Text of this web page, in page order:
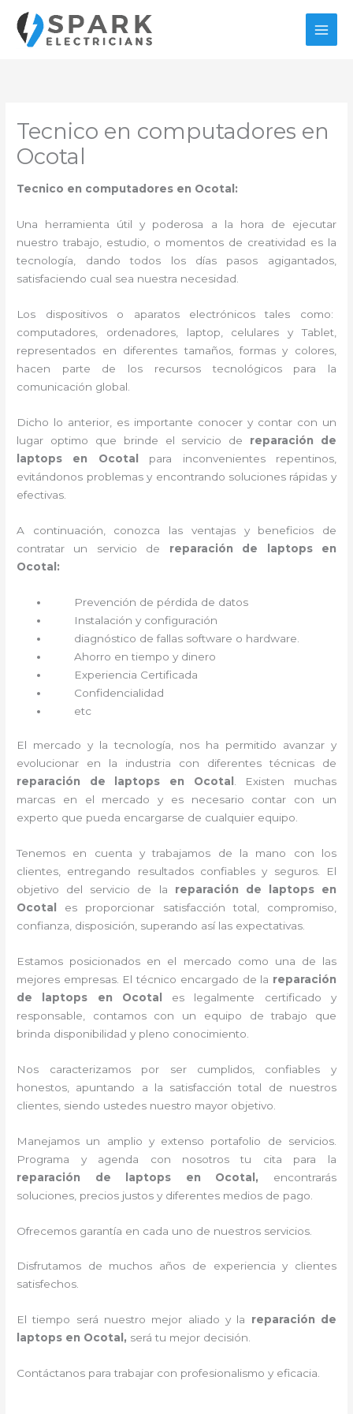
contenido
Tecnico en computadores en
Ocotal
Tecnico en computadores en Ocotal:
Una herramienta útil y poderosa a la hora de ejecutar
nuestro trabajo, estudio, o momentos de creatividad es la
tecnología, dando todos los días pasos agigantados,
satisfaciendo cual sea nuestra necesidad.
Los dispositivos o aparatos electrónicos tales como:
computadores, ordenadores, laptop, celulares y Tablet,
representados en diferentes tamaños, formas y colores,
hacen parte de los recursos tecnológicos para la
comunicación global.
Dicho lo anterior, es importante conocer y contar con un
lugar optimo que brinde el servicio de reparación de
laptops en Ocotal para inconvenientes repentinos,
evitándonos problemas y encontrando soluciones rápidas y
efectivas.
A continuación, conozca las ventajas y beneficios de
contratar un servicio de reparación de laptops en
Ocotal:
Prevención de pérdida de datos
Instalación y configuración
diagnóstico de fallas software o hardware
Ahorro en tiempo y dinero
Experiencia Certificada
Confidencialidad
etc
El mercado y la tecnología, nos ha permitido avanzar y
evolucionar en la industria con diferentes técnicas de
reparación de laptops en Ocotal
. Existen muchas
marcas en el mercado y es necesario contar con un
experto que pueda encargarse de cualquier equipo.
Tenemos en cuenta y trabajamos de la mano con los
clientes, entregando resultados confiables y seguros. El
objetivo del servicio de la reparación de laptops en
Ocotal es proporcionar satisfacción total, compromiso,
confianza, disposición, superando así las expectativas.
Estamos posicionados en el mercado como una de las
mejores empresas. El técnico encargado de la reparación
de laptops en Ocotal
es legalmente certificado y
responsable, contamos con un equipo de trabajo que
brinda disponibilidad y pleno conocimiento.
Nos caracterizamos por ser cumplidos, confiables y
honestos, apuntando a la satisfacción total de nuestros
clientes, siendo ustedes nuestro mayor objetivo.
Manejamos un amplio y extenso portafolio de servicios.
Programa y agenda con nosotros tu cita para la
reparación de laptops en Ocotal, encontrarás
soluciones, precios justos y diferentes medios de pago.
Ofrecemos garantía en cada uno de nuestros servicios.
Disfrutamos de muchos años de experiencia y clientes
satisfechos.
El tiempo será nuestro mejor aliado y la reparación de
laptops en Ocotal, será tu mejor decisión.
Contáctanos para trabajar con profesionalismo y eficacia.